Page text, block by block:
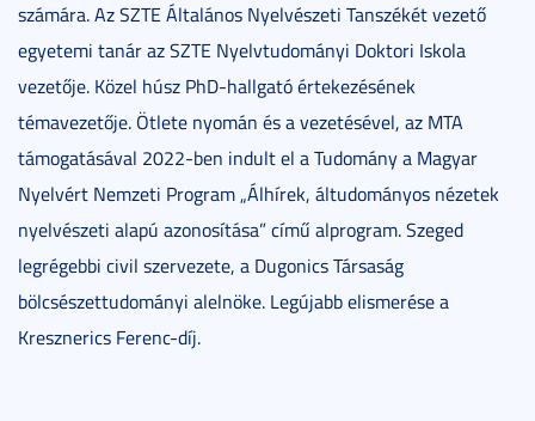
számára. Az SZTE Általános Nyelvészeti Tanszékét vezető
egyetemi tanár az SZTE Nyelvtudományi Doktori Iskola
vezetője. Közel húsz PhD-hallgató értekezésének
témavezetője. Ötlete nyomán és a vezetésével, az MTA
támogatásával 2022-ben indult el a Tudomány a Magyar
Nyelvért Nemzeti Program „Álhírek, áltudományos nézetek
nyelvészeti alapú azonosítása” című alprogram. Szeged
legrégebbi civil szervezete, a Dugonics Társaság
bölcsészettudományi alelnöke. Legújabb elismerése a
Kresznerics Ferenc-díj.